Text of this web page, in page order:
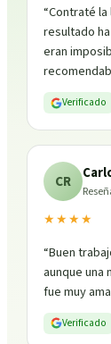
“Contraté
resultado
eran
Verificado
CR
★★★★
“Buen
aunque una
fue muy
Verificado